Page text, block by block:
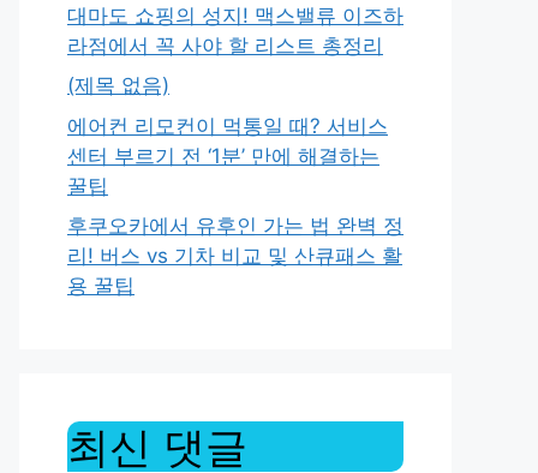
대마도 쇼핑의 성지! 맥스밸류 이즈하
라점에서 꼭 사야 할 리스트 총정리
(제목 없음)
에어컨 리모컨이 먹통일 때? 서비스
센터 부르기 전 ‘1분’ 만에 해결하는
꿀팁
후쿠오카에서 유후인 가는 법 완벽 정
리! 버스 vs 기차 비교 및 산큐패스 활
용 꿀팁
최신 댓글